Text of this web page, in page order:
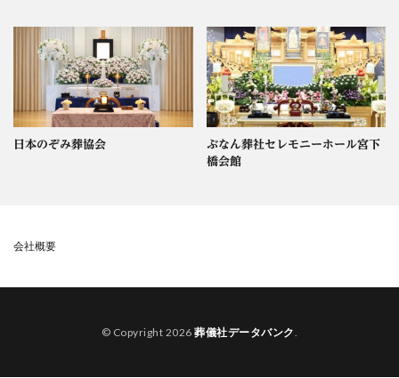
日本のぞみ葬協会
ぶなん葬社セレモニーホール宮下
橋会館
会社概要
© Copyright 2026葬儀社データバンク.